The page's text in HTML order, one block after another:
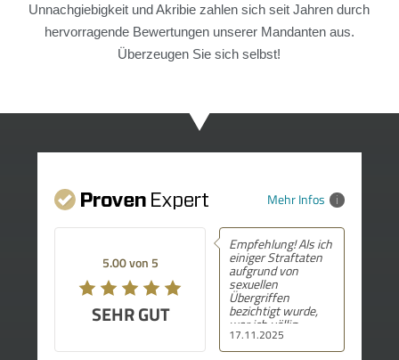
Unnachgiebigkeit und Akribie zahlen sich seit Jahren durch
hervorragende Bewertungen unserer Mandanten aus.
Überzeugen Sie sich selbst!
Mehr Infos
5.00 von 5
SEHR GUT
17.11.2025
Empfehlung! Als ich
einiger Straftaten
aufgrund von
sexuellen
Übergriffen
bezichtigt wurde,
war ich völlig
schockiert und
fühlte mich hilflos.